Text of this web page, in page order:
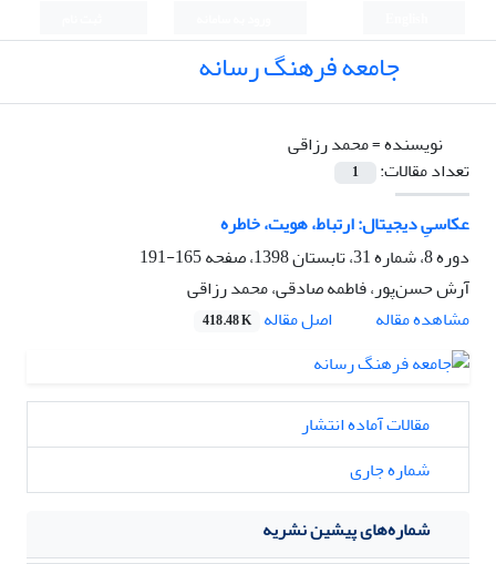
جامعه فرهنگ رسانه
نویسنده =محمد رزاقی
تعداد مقالات:
1
عکاسیِ دیجیتال: ارتباط، هویت، خاطره
دوره 8، شماره 31، تابستان 1398، صفحه
165-191
آرش حسن‌پور، فاطمه صادقی، محمد رزاقی
مشاهده مقاله
اصل مقاله 418.48 K
مقالات آماده انتشار
شماره جاری
شماره‌های پیشین نشریه